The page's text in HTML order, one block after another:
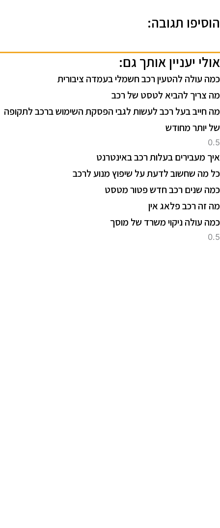
תגובה:
יעניין אותך גם:
עולה להטעין רכב חשמלי בעמדה ציבורית
צריך להביא לטסט של רכב
חייב בעל רכב לעשות לגבי הפסקת השימוש ברכב לתקופה
יותר מחודש
מעבירים בעלות רכב באינטרנט
מה שחשוב לדעת על שיפוץ מנוע לרכב
שנים רכב חדש פטור מטסט
זה רכב פלאג אין
עולה ניקוי משרד של מוסך